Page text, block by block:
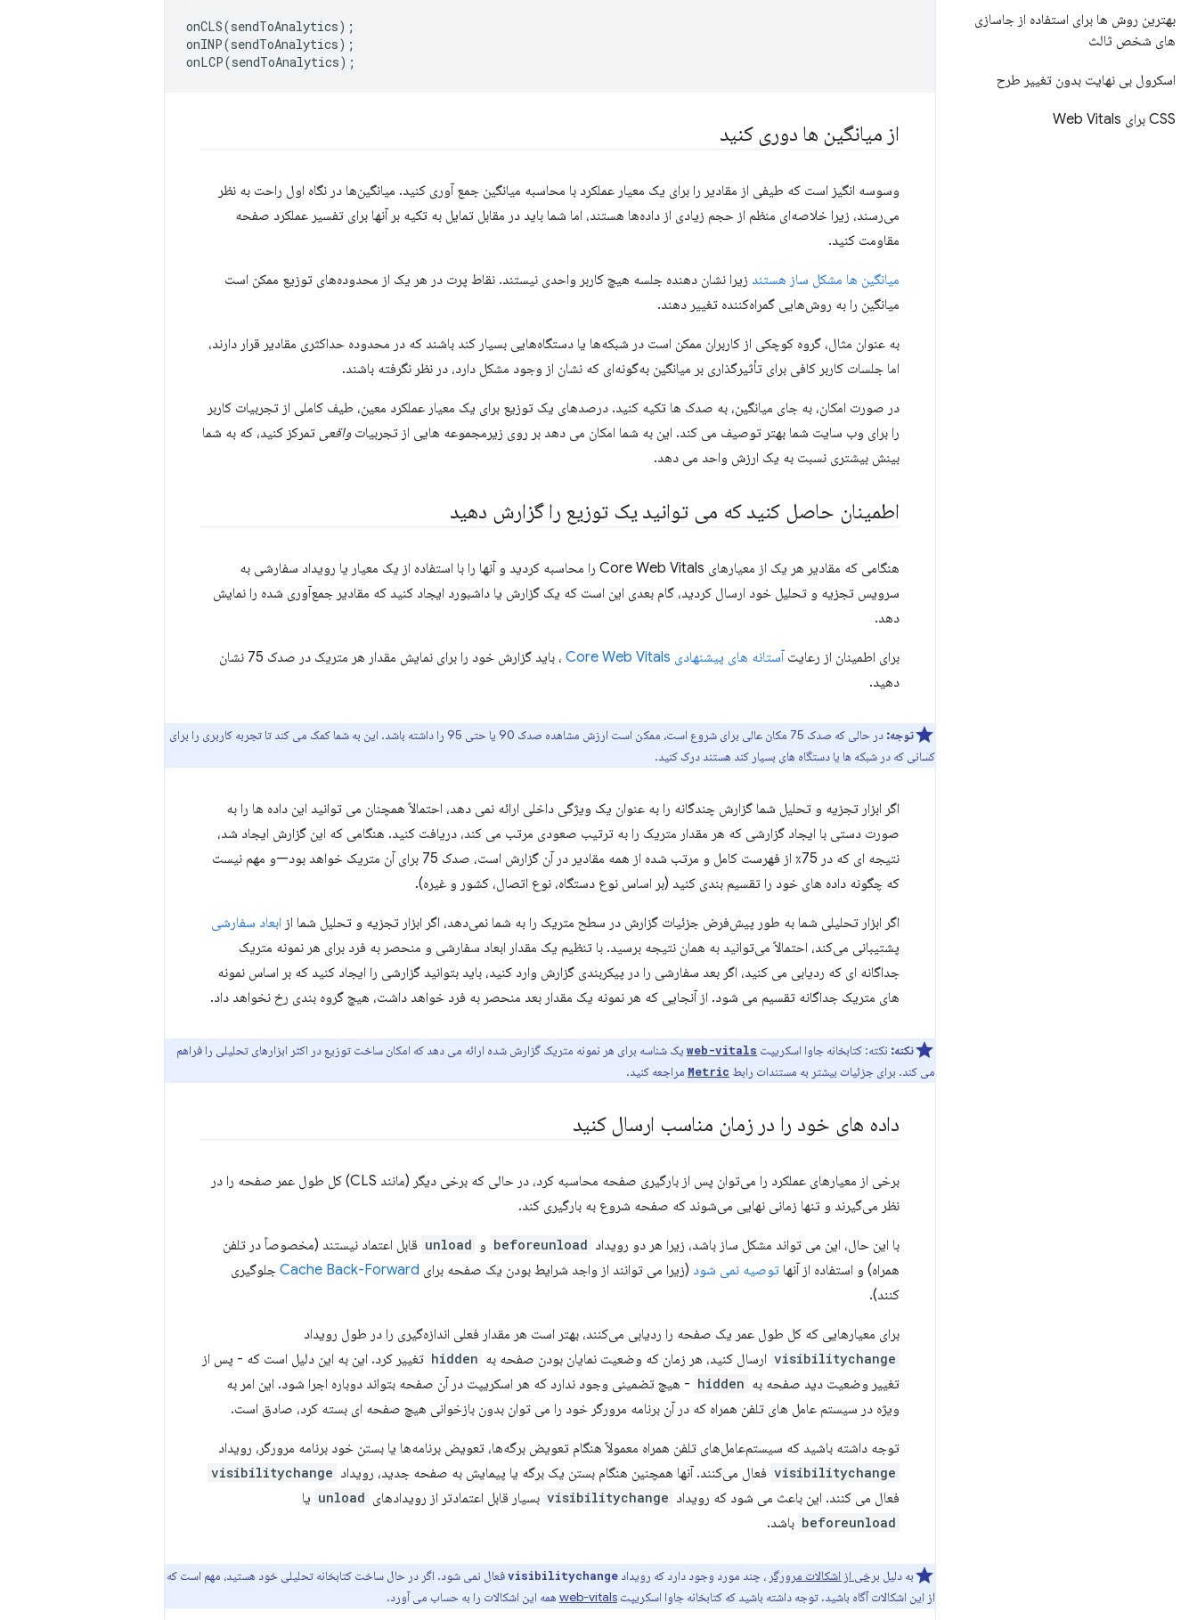
بهترین روش ها برای استفاده از جاسازی
های شخص ثالث
اسکرول بی نهایت بدون تغییر طرح
CSS برای Web Vitals
onCLS(sendToAnalytics);
onINP(sendToAnalytics);
onLCP(sendToAnalytics);
از میانگین ها دوری کنید
وسوسه انگیز است که طیفی از مقادیر را برای یک معیار عملکرد با محاسبه میانگین جمع آوری کنید. میانگین‌ها در نگاه اول راحت به نظر
می‌رسند، زیرا خلاصه‌ای منظم از حجم زیادی از داده‌ها هستند، اما شما باید در مقابل تمایل به تکیه بر آنها برای تفسیر عملکرد صفحه
مقاومت کنید.
میانگین ها مشکل ساز هستند زیرا نشان دهنده جلسه هیچ کاربر واحدی نیستند. نقاط پرت در هر یک از محدوده‌های توزیع ممکن است
میانگین را به روش‌هایی گمراه‌کننده تغییر دهند.
به عنوان مثال، گروه کوچکی از کاربران ممکن است در شبکه‌ها یا دستگاه‌هایی بسیار کند باشند که در محدوده حداکثری مقادیر قرار دارند،
اما جلسات کاربر کافی برای تأثیرگذاری بر میانگین به‌گونه‌ای که نشان از وجود مشکل دارد، در نظر نگرفته باشند.
در صورت امکان، به جای میانگین، به صدک ها تکیه کنید. درصدهای یک توزیع برای یک معیار عملکرد معین، طیف کاملی از تجربیات کاربر
را برای وب سایت شما بهتر توصیف می کند. این به شما امکان می دهد بر روی زیرمجموعه هایی از تجربیاتواقعی تمرکز کنید، که به شما
بینش بیشتری نسبت به یک ارزش واحد می دهد.
اطمینان حاصل کنید که می توانید یک توزیع را گزارش دهید
هنگامی که مقادیر هر یک از معیارهای Core Web Vitals را محاسبه کردید و آنها را با استفاده از یک معیار یا رویداد سفارشی به
سرویس تجزیه و تحلیل خود ارسال کردید، گام بعدی این است که یک گزارش یا داشبورد ایجاد کنید که مقادیر جمع‌آوری شده را نمایش
دهد.
برای اطمینان از رعایت آستانه های پیشنهادی Core Web Vitals
، باید گزارش خود را برای نمایش مقدار هر متریک در صدک 75 نشان
دهید.
توجه:
در حالی که صدک 75 مکان عالی برای شروع است، ممکن است ارزش مشاهده صدک 90 یا حتی 95 را داشته باشد. این به شما کمک می کند تا تجربه کاربری را برای
کسانی که در شبکه ها یا دستگاه های بسیار کند هستند درک کنید.
اگر ابزار تجزیه و تحلیل شما گزارش چندگانه را به عنوان یک ویژگی داخلی ارائه نمی دهد، احتمالاً همچنان می توانید این داده ها را به
صورت دستی با ایجاد گزارشی که هر مقدار متریک را به ترتیب صعودی مرتب می کند، دریافت کنید. هنگامی که این گزارش ایجاد شد،
نتیجه ای که در 75٪ از فهرست کامل و مرتب شده از همه مقادیر در آن گزارش است، صدک 75 برای آن متریک خواهد بود—و مهم نیست
که چگونه داده های خود را تقسیم بندی کنید (بر اساس نوع دستگاه، نوع اتصال، کشور و غیره).
اگر ابزار تحلیلی شما به طور پیش‌فرض جزئیات گزارش در سطح متریک را به شما نمی‌دهد، اگر ابزار تجزیه و تحلیل شما از ابعاد سفارشی
پشتیبانی می‌کند، احتمالاً می‌توانید به همان نتیجه برسید. با تنظیم یک مقدار ابعاد سفارشی و منحصر به فرد برای هر نمونه متریک
جداگانه ای که ردیابی می کنید، اگر بعد سفارشی را در پیکربندی گزارش وارد کنید، باید بتوانید گزارشی را ایجاد کنید که بر اساس نمونه
های متریک جداگانه تقسیم می شود. از آنجایی که هر نمونه یک مقدار بعد منحصر به فرد خواهد داشت، هیچ گروه بندی رخ نخواهد داد.
نکته: نکته: کتابخانه جاوا اسکریپت web-vitals یک شناسه برای هر نمونه متریک گزارش شده ارائه می دهد که امکان ساخت توزیع در اکثر ابزارهای تحلیلی را فراهم
می کند. برای جزئیات بیشتر به مستندات رابط Metric مراجعه کنید.
داده های خود را در زمان مناسب ارسال کنید
برخی از معیارهای عملکرد را می‌توان پس از بارگیری صفحه محاسبه کرد، در حالی که برخی دیگر (مانند CLS) کل طول عمر صفحه را در
نظر می‌گیرند و تنها زمانی نهایی می‌شوند که صفحه شروع به بارگیری کند.
با این حال، این می تواند مشکل ساز باشد، زیرا هر دو رویداد beforeunload و unload قابل اعتماد نیستند (مخصوصاً در تلفن
همراه) و استفاده از آنها توصیه نمی شود (زیرا می توانند از واجد شرایط بودن یک صفحه برای Cache Back-Forward جلوگیری
کنند).
برای معیارهایی که کل طول عمر یک صفحه را ردیابی می‌کنند، بهتر است هر مقدار فعلی اندازه‌گیری را در طول رویداد
visibilitychange ارسال کنید، هر زمان که وضعیت نمایان بودن صفحه به hidden تغییر کرد. این به این دلیل است که - پس از
تغییر وضعیت دید صفحه به hidden - هیچ تضمینی وجود ندارد که هر اسکریپت در آن صفحه بتواند دوباره اجرا شود. این امر به
ویژه در سیستم عامل های تلفن همراه که در آن برنامه مرورگر خود را می توان بدون بازخوانی هیچ صفحه ای بسته کرد، صادق است.
توجه داشته باشید که سیستم‌عامل‌های تلفن همراه معمولاً هنگام تعویض برگه‌ها، تعویض برنامه‌ها یا بستن خود برنامه مرورگر، رویداد
visibilitychange فعال می‌کنند. آنها همچنین هنگام بستن یک برگه یا پیمایش به صفحه جدید، رویداد visibilitychange
فعال می کنند. این باعث می شود که رویداد visibilitychange بسیار قابل اعتمادتر از رویدادهای unload یا
beforeunload باشد.
به دلیل برخی از اشکالات مرورگر ، چند مورد وجود دارد که رویداد visibilitychangeفعال نمی شود. اگر در حال ساخت کتابخانه تحلیلی خود هستید، مهم است که
از این اشکالات آگاه باشید. توجه داشته باشید که کتابخانه جاوا اسکریپت web-vitals همه این اشکالات را به حساب می آورد.